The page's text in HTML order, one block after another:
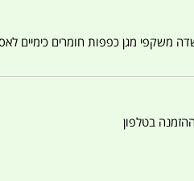
משקפי מגן כפפות חומרים כימיים
בטלפון